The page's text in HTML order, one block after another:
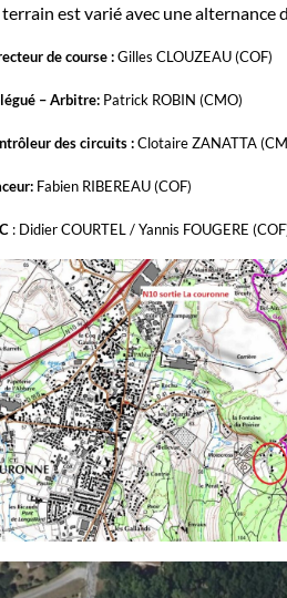
terrain est varié avec une alternance
de course :Gilles CLOUZEAU (COF)
– Arbitre: Patrick ROBIN (CMO)
des circuits :Clotaire ZANATTA
Fabien RIBEREAU (COF)
: Didier COURTEL / Yannis FOUGERE